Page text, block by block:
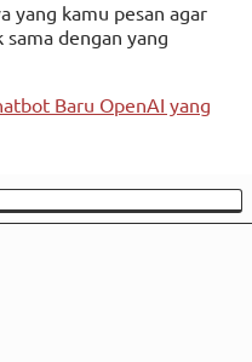
yang kamu pesan agar
dengan yang
Baru OpenAI yang